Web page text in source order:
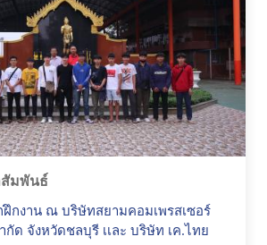
มพันธ์
กงาน ณ บริษัทสยามคอมเพรสเซอร์
ด จังหวัดชลบุรี เเละ บริษัท เค.ไทย